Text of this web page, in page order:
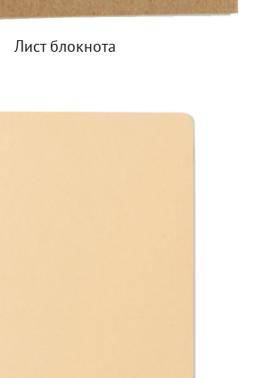
Лист блокнота